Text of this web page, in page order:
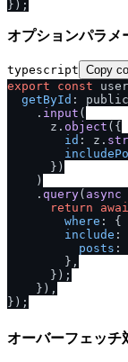
オプションパラメ
typescript Copy
export
const
getById :
    .
input (
      z.
object ({
id : z.
      })
    )
    .
query( async
return
where : {
include :
posts :
        },
      });
    }),
オーバーフェッチ